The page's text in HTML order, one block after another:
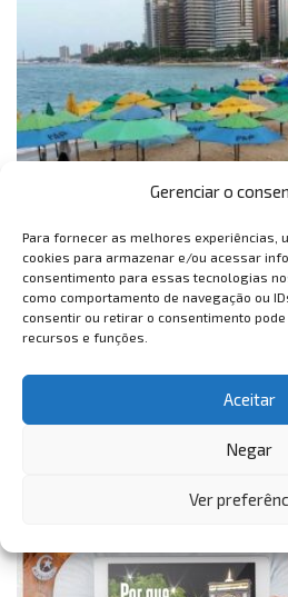
Gerenciar o
Para fornecer as melhores experiências,
cookies para armazenar e/ou acessar
consentimento para essas tecnologias
como comportamento de navegação ou
consentir ou retirar o consentimento
recursos e funções.
Aceitar
Negar
Ver
Vinte das vinte e uma praias das
Fortaleza estão próprias para banho.
semanal de balneabilidade